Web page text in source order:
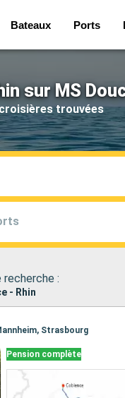
Bateaux Ports
sur MS
trouvées
:
- Rhin
Strasbourg
Pension complète